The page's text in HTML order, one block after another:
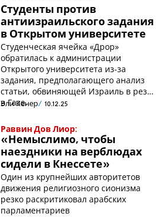
Студенты против
антиизраильского задания
в Открытом университете
Студенческая ячейка «Дрор»
обратилась к администрации
Открытого университета из-за
задания, предполагающего анализ
статьи, обвиняющей Израиль в резне
в Газе.
Эли Кенер 10.12.25
Раввин Дов Лиор:
«Немыслимо, чтобы
наездники на верблюдах
сидели в Кнессете»
Один из крупнейших авторитетов
движения религиозного сионизма
резко раскритиковал арабских
парламентариев